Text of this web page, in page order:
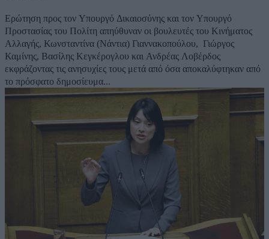
Ερώτηση προς τον Υπουργό Δικαιοσύνης και τον Υπουργό
Προστασίας του Πολίτη απηύθυναν οι βουλευτές του Κινήματος
Αλλαγής, Κωνσταντίνα (Νάντια) Γιαννακοπούλου, Γιώργος
Καμίνης, Βασίλης Κεγκέρογλου και Ανδρέας Λοβέρδος
εκφράζοντας τις ανησυχίες τους μετά από όσα αποκαλύφτηκαν από
το πρόσφατο δημοσίευμα...